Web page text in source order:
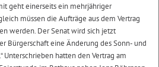
geht einerseits ein mehrjähriger
müssen die Aufträge aus dem Vertrag
werden. Der Senat wird sich jetzt
Bürgerschaft eine Änderung des Sonn- und
Unterschrieben hatten den Vertrag am